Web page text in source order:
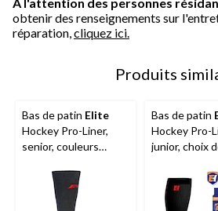
obtenir des renseignements sur
réparation, cliquez ici.
Produits
Bas de patin Elite
Hockey Pro-Liner,
senior, couleurs
Bas de patin
Hockey Pro-
junior, choix